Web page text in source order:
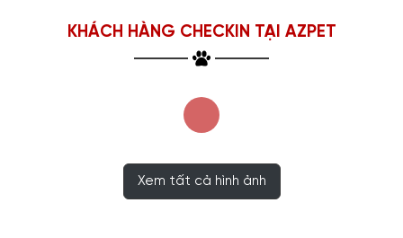
KHÁCH HÀNG CHECKIN TẠI AZPET
Xem tất cả hình ảnh